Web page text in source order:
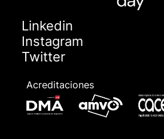
Linkedin
Instagram
Twitter
Acreditaciones